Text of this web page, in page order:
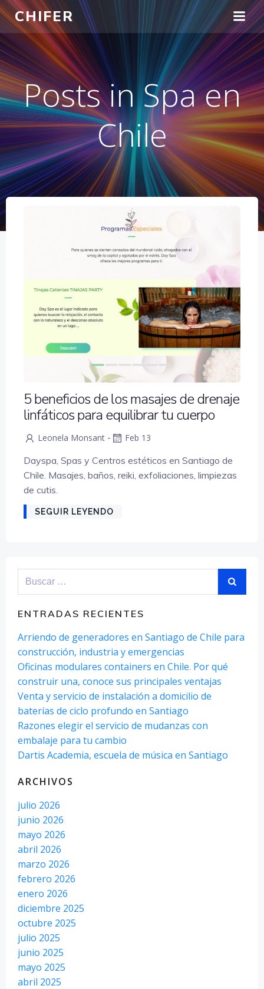
Saltar
contenido
CHIFER
Posts in Spa en
Chile
5 beneficios de los masajes de drenaje
linfáticos para equilibrar tu cuerpo
Leonela Monsant - Feb 13
Dayspa, Spas y Centros estéticos en Santiago de
Chile. Masajes, baños, reiki, exfoliaciones, limpiezas
de cutis.
SEGUIR LEYENDO
Buscar:
ENTRADAS RECIENTES
Arriendo de generadores en Santiago de Chile para
construcción, industria y emergencias
Oficinas modulares containers en Chile. Por qué
construir una, conoce sus principales ventajas
Venta y servicio de instalación a domicilio de
baterías de ciclo profundo en Santiago
Razones elegir el servicio de mudanzas con
embalaje para tu cambio
Dartis Academia, escuela de música en Santiago
ARCHIVOS
julio 2026
junio 2026
mayo 2026
abril 2026
marzo 2026
febrero 2026
enero 2026
diciembre 2025
octubre 2025
julio 2025
junio 2025
mayo 2025
abril 2025